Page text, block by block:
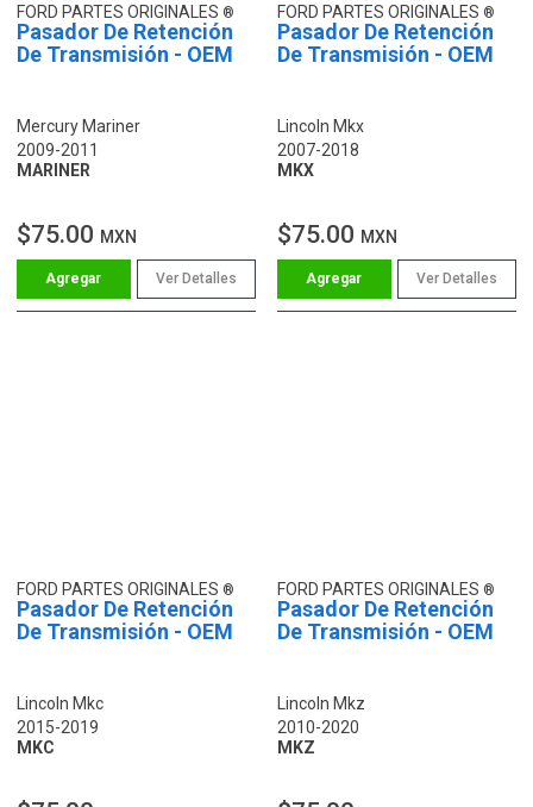
FORD PARTES ORIGINALES
Pasador De Retención
De Transmisión - OEM
Mercury Mariner
2009-2011
MARINER
$75.00 MXN
Ver Detalles
FORD PARTES ORIGINALES
Pasador De Retención
De Transmisión - OEM
Lincoln Mkx
2007-2018
MKX
$75.00 MXN
Ver Detalles
FORD PARTES ORIGINALES
Pasador De Retención
De Transmisión - OEM
Lincoln Mkc
2015-2019
MKC
FORD PARTES ORIGINALES
Pasador De Retención
De Transmisión - OEM
Lincoln Mkz
2010-2020
MKZ